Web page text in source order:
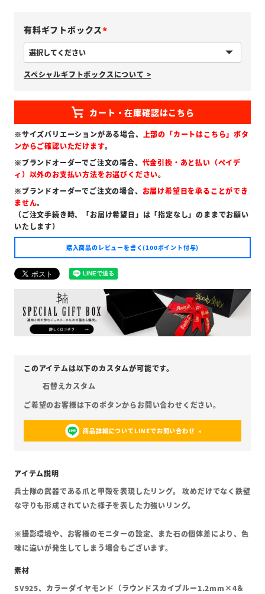
有料ギフトボックス
必
須
)
スペシャルギフトボックスについて >
※サイズバリエーションがある場合、 上部の「カートはこちら」ボタ
ンからご確認いただけます。
※ブランドオーダーでご注文の場合、 代金引換・あと払い（ペイデ
ィ）以外のお支払い方法をお選びください。
※ブランドオーダーでご注文の場合、 お届け希望日を承ることができ
ません。
（ご注文手続き時、「お届け希望日」は「指定なし」のままでお願い
いたします）
購入商品のレビューを書く(100ポイント付与)
石替えカスタム
商品詳細についてLINEでお問い合わせ
兵士隊の武器である爪と甲殻を表現したリング。 攻めだけでなく鉄壁
な守りも形成されていた様子を表した力強いリング。
※撮影環境や、お客様のモニターの設定、また石の個体差により、色
味に違いが発生してしまう場合もございます。
SV925、カラーダイヤモンド（ラウンドスカイブルー1.2mm×4＆